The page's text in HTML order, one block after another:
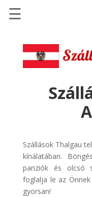
Szállások
Szállásinfo.eu
Repülőjegy
Discover
Cars
Transzfer
☰
Szállások Thalgau
kínálatában.
panziók és olcsó
foglalja le az
gyorsan!